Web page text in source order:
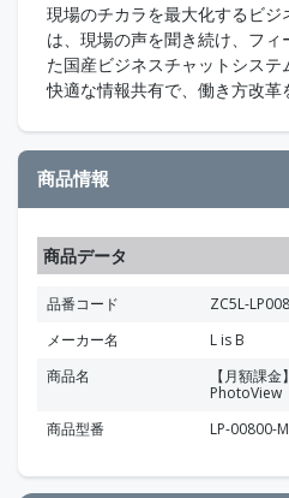
現場のチカラを最大化するビジ
は、現場の声を聞き続け、フ
た国産ビジネスチャットシス
快適な情報共有で、働き方改革
商品情報
商品データ
品番コード
ZC5L-
メーカー名
L is B
商品名
【月額課
PhotoView
商品型番
LP-00800-M